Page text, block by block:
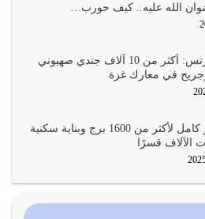
الله معناه أن تكون نقاط الضعف
إذا…
خير امة أخرجت للناس بالنهوض
عن…
أن يخضع لآرائنا وأهوائنا
الله عليه.. كيف حورب…
صحيفة هآرتس: أكثر من 10 آلاف جندي صهيوني
في معارك غزة
غزة: تدمير كامل لأكثر من 1600 برج وبناية سكنية
الآلاف قسرًا